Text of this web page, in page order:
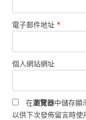
電子郵件地址 *
個人網站網址
在瀏覽器中儲存顯
以供下次發佈留言時使